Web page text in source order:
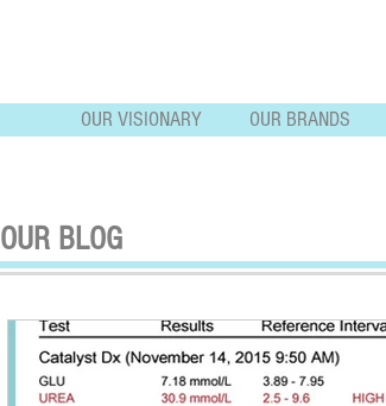
OUR VISIONARY OUR BRANDS
OUR BLOG